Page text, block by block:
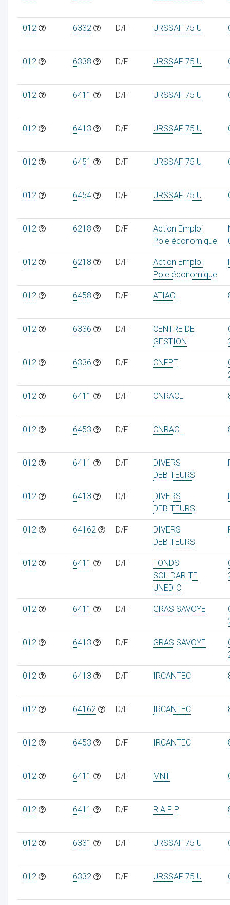
012 6332 D/F URSSAF 75 U
012 6338 D/F URSSAF 75 U
012 6411 D/F URSSAF 75 U
012 6413 D/F URSSAF 75 U
012 6451 D/F URSSAF 75 U
012 6454 D/F URSSAF 75 U
012 6218 D/F
Action Emploi
Pole économique
012 6218 D/F
Action Emploi
Pole économique
012 6458 D/F ATIACL
012 6336 D/F
CENTRE DE
GESTION
012 6336 D/F CNFPT
012 6411 D/F CNRACL
012 6453 D/F CNRACL
012 6411 D/F
DIVERS
DEBITEURS
012 6413 D/F
DIVERS
DEBITEURS
012 64162 D/F
DIVERS
DEBITEURS
012 6411 D/F
FONDS
SOLIDARITE
UNEDIC
012 6411 D/F GRAS SAVOYE
012 6413 D/F GRAS SAVOYE
012 6413 D/F IRCANTEC
012 64162 D/F IRCANTEC
012 6453 D/F IRCANTEC
012 6411 D/F MNT
012 6411 D/F R A F P
012 6331 D/F URSSAF 75 U
012 6332 D/F URSSAF 75 U